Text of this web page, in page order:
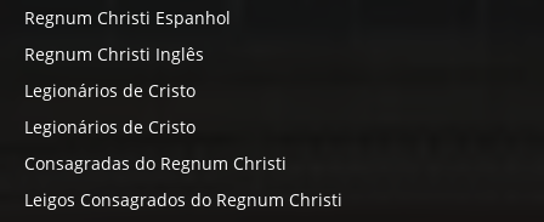
Regnum Christi Espanhol
Regnum Christi Inglês
Legionários de Cristo
Legionários de Cristo
Consagradas do Regnum Christi
Leigos Consagrados do Regnum Christi